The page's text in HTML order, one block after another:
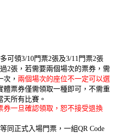
可領3/10門票2張及3/11門票2張
2張，若需要兩個場次的票券，需
， 兩個場次的座位不一定可以選
體票券僅需領取一種即可，不需重
所有比賽。
券一旦確認領取，恕不接受退換
同正式入場門票，一組QR Code